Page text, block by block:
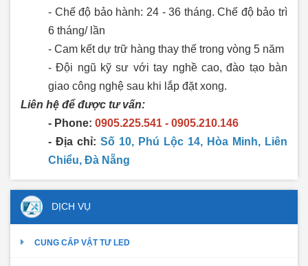
- Chế độ bảo hành: 24 - 36 tháng. Chế độ bảo trì
6 tháng/ lần
- Cam kết dự trữ hàng thay thế trong vòng 5 năm
- Đội ngũ kỹ sư với tay nghề cao, đào tạo bàn
giao công nghệ sau khi lắp đặt xong.
Liên hệ để được tư vấn:
- Phone: 0905.225.541 - 0905.210.146
- Địa chỉ: Số 10, Phú Lộc 14, Hòa Minh, Liên
Chiểu, Đà Nẵng
DỊCH VỤ
CUNG CẤP VẬT TƯ LED